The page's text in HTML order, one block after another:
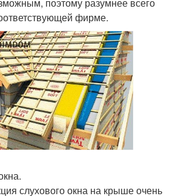
фирме.
слухового окна на крыше очень